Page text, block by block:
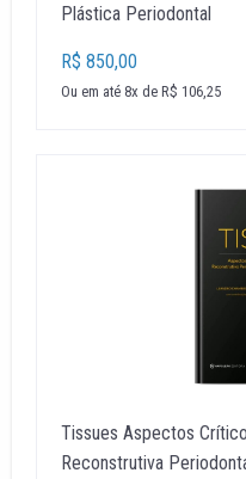
Plástica Periodontal
R$ 850,00
Ou em até 8x de R$ 106,25
Tissues Aspectos
Reconstrutiva